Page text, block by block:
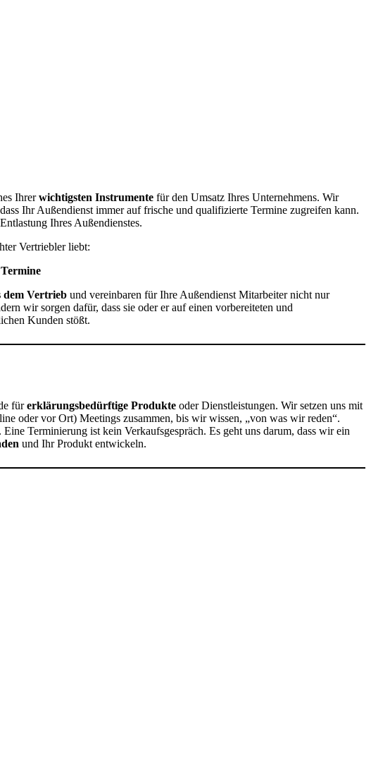
Ihrerwichtigsten Instrumente für den Umsatz Ihres Unternehmens. Wir
Ihr Außendienst immer auf frische und qualifizierte Termine zugreifen kann.
Ihres Außendienstes.
Vertriebler liebt:
Termine
dem Vertrieb und vereinbaren für Ihre Außendienst Mitarbeiter nicht nur
wir sorgen dafür, dass sie oder er auf einen vorbereiteten und
Kunden stößt.
fürerklärungsbedürftige Produkte oder Dienstleistungen. Wir setzen uns mit
oder vor Ort) Meetings zusammen, bis wir wissen, „von was wir reden“.
Terminierung ist kein Verkaufsgespräch. Es geht uns darum, dass wir ein
und Ihr Produkt entwickeln.